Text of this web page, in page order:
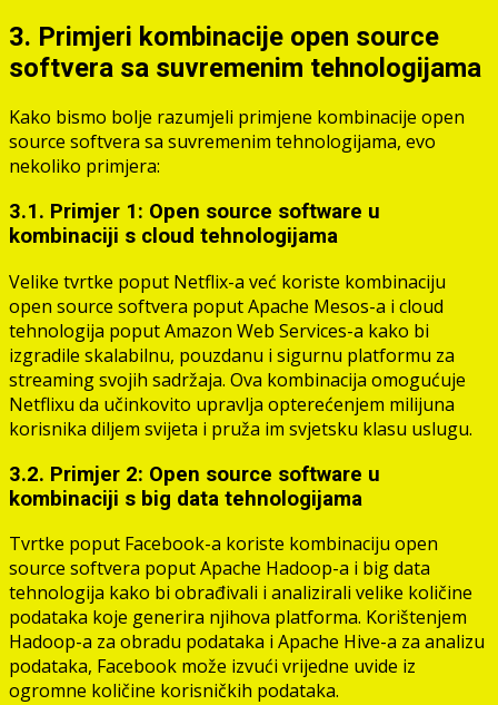
3. Primjeri kombinacije open source
softvera sa suvremenim tehnologijama
Kako bismo bolje razumjeli primjene kombinacije open
source softvera sa suvremenim tehnologijama, evo
nekoliko primjera:
3.1. Primjer 1: Open source software u
kombinaciji s cloud tehnologijama
Velike tvrtke poput Netflix-a već koriste kombinaciju
open source softvera poput Apache Mesos-a i cloud
tehnologija poput Amazon Web Services-a kako bi
izgradile skalabilnu, pouzdanu i sigurnu platformu za
streaming svojih sadržaja. Ova kombinacija omogućuje
Netflixu da učinkovito upravlja opterećenjem milijuna
korisnika diljem svijeta i pruža im svjetsku klasu uslugu.
3.2. Primjer 2: Open source software u
kombinaciji s big data tehnologijama
Tvrtke poput Facebook-a koriste kombinaciju open
source softvera poput Apache Hadoop-a i big data
tehnologija kako bi obrađivali i analizirali velike količine
podataka koje generira njihova platforma. Korištenjem
Hadoop-a za obradu podataka i Apache Hive-a za analizu
podataka, Facebook može izvući vrijedne uvide iz
ogromne količine korisničkih podataka.